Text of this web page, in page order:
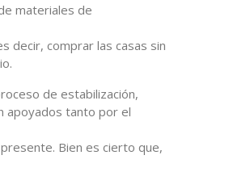
materiales de
decir, comprar las casas sin
de estabilización,
apoyados tanto por el
Bien es cierto que,